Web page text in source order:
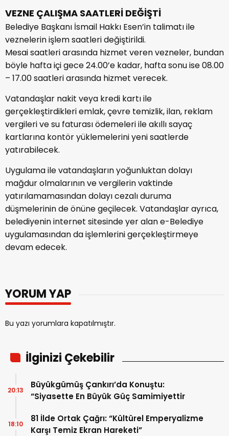
VEZNE ÇALIŞMA SAATLERİ DEĞİŞTİ
Belediye Başkanı İsmail Hakkı Esen’in talimatı ile
veznelerin işlem saatleri değiştirildi.
Mesai saatleri arasında hizmet veren vezneler, bundan
böyle hafta içi gece 24.00’e kadar, hafta sonu ise 08.00
– 17.00 saatleri arasında hizmet verecek.
Vatandaşlar nakit veya kredi kartı ile
gerçekleştirdikleri emlak, çevre temizlik, ilan, reklam
vergileri ve su faturası ödemeleri ile akıllı sayaç
kartlarına kontör yüklemelerini yeni saatlerde
yatırabilecek.
Uygulama ile vatandaşların yoğunluktan dolayı
mağdur olmalarının ve vergilerin vaktinde
yatırılamamasından dolayı cezalı duruma
düşmelerinin de önüne geçilecek. Vatandaşlar ayrıca,
belediyenin internet sitesinde yer alan e-Belediye
uygulamasından da işlemlerini gerçekleştirmeye
devam edecek.
YORUM YAP
Bu yazı yorumlara kapatılmıştır.
İlginizi Çekebilir
Büyükgümüş Çankırı’da Konuştu:
“Siyasette En Büyük Güç Samimiyettir
20:13
81 İlde Ortak Çağrı: “Kültürel Emperyalizme
Karşı Temiz Ekran Hareketi”
18:10